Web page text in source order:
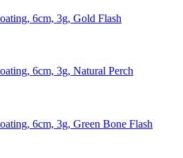
6cm, 3g, Gold Flash
6cm, 3g, Natural Perch
6cm, 3g, Green Bone Flash